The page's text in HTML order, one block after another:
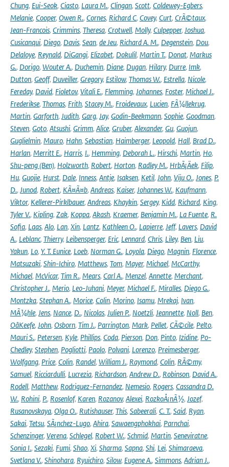
Chung, Eui-Seok, Ciasto, Laura M., Clingan, Scott, Coldewey-Egbers,
Melanie, Cooper, Owen R., Cornes, Richard C, Covey, Curt, CrÃ©taux,
Jean-Francois, Crimmins, Theresa, Crotwell, Molly, Culpepper, Joshua,
Cusicanqui, Diego, Davis, Sean, de Jeu, Richard A. M., Degenstein, Dou,
Delaloye, Reynald, DiGangi, Elizabet, Dokulil, Martin T., Donat, Markus
G., Dorigo, Wouter A., Duchemin, Diane, Dugan, Hilary, Durre, Imk,
Dutton, Geoff, Duveiller, Gregory, Estilow, Thomas W., Estrella, Nicole,
Fereday, David, Fioletov, Vitali E., Flemming, Johannes, Foster, Michael J.,
Frederikse, Thomas, Frith, Stacey M., Froidevaux, Lucien, FÃ¼llekrug,
Martin, Garforth, Judith, Garg, Jay, Godin-Beekmann, Sophie, Goodman,
Steven, Goto, Atsushi, Grimm, Alice, Gruber, Alexander, Gu, Guojun,
Guglielmin, Mauro, Hahn, Sebastian, Haimberger, Leopold, Hall, Brad D.,
Harlan, Merritt E., Harris, I., Hemming, Deborah L., Hirschi, Martin, Ho,
Shu-peng (Ben), Holzworth, Robert, Horton, Radley M., HrbÃ¡Äek, Filip,
Hu, Guojie, Hurst, Dale, Inness, Antje, Isaksen, Ketil, John, Viju O., Jones, P.
D., Junod, Robert, KÃ¤Ã¤b, Andreas, Kaiser, Johannes W., Kaufmann,
Viktor, Kellerer-Pirklbauer, Andreas, Khaykin, Sergey, Kidd, Richard, King,
Tyler V., Kipling, Zak, Koppa, Akash, Kraemer, Benjamin M., La Fuente, R.
Sofia, Laas, Alo, Lan, Xin, Lantz, Kathleen O., Lapierre, Jeff, Lavers, David
A., Leblanc, Thierry, Leibensperger, Eric, Lennard, Chris, Liley, Ben, Liu,
Yakun, Lo, Y. T. Eunice, Loeb, Norman G., Loyola, Diego, Magnin, Florence,
Matsuzaki, Shin-Ichiro, Matthews, Tom, Mayer, Michael, McCarthy,
Michael, McVicar, Tim R., Mears, Carl A., Menzel, Annette, Merchant,
Christopher J., Merio, Leo-Juhani, Meyer, Michael F., Miralles, Diego G.,
Montzka, Stephan A., Morice, Colin, Morino, Isamu, Mrekaj, Ivan,
MÃ¼hle, Jens, Nance, D., Nicolas, Julien P., Noetzli, Jeannette, Noll, Ben,
OâKeefe, John, Osborn, Tim J., Parrington, Mark, Pellet, CÃ©cile, Pelto,
Mauri S., Petersen, Kyle, Phillips, Coda, Pierson, Don, Pinto, Izidine, Po-
Chedley, Stephen, Pogliotti, Paolo, Polvani, Lorenzo, Preimesberger,
Wolfgang, Price, Colin, Randel, William J., Raymond, Colin, RÃ©my,
Samuel, Ricciardulli, Lucrezia, Richardson, Andrew D., Robinson, David A.,
Rodell, Matthew, Rodriguez-Fernandez, Nemesio, Rogers, Cassandra D.
W., Rohini, P., Rosenlof, Karen, Rozanov, Alexei, RozkoÅ¡nÃ½, Jozef,
Rusanovskaya, Olga O., Rutishauser, This, Sabeerali, C. T., Said, Ryan,
Sakai, Tetsu, SÃ¡nchez-Lugo, Ahira, Sawaengphokhai, Parnchai,
Schenzinger, Verena, Schlegel, Robert W., Schmid, Martin, Seneviratne,
Sonia I., Sezaki, Fumi, Shao, Xi, Sharma, Sapna, Shi, Lei, Shimaraeva,
Svetlana V., Shinohara, Ryuichiro, Silow, Eugene A., Simmons, Adrian J.,